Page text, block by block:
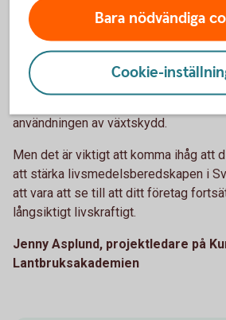
kan minska resursförbrukningen. Det
handla om att investera i förnybar
bygga system för recirkulering av
värmeåtervinning från ventilation,
biogasproduktion. Andra lösningar
användningen av växtskydd.
Men det är viktigt att komma ihåg att
att stärka livsmedelsberedskapen i
att vara att se till att ditt företag
långsiktigt livskraftigt.
Jenny Asplund, projektledare på
Lantbruksakademien
Bara nödvändiga
Cookie-